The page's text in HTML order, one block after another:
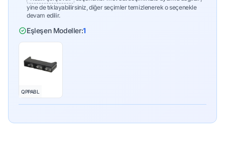
yine de tıklayabilirsiniz, diğer seçimler temizlenerek o seçenekle
devam edilir.
Eşleşen Modeller:1
QPPABL